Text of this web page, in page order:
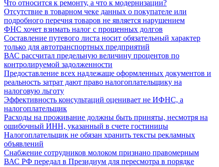
Что относится к ремонту, а что к модернизации?
Отсутствие в товарном чеке данных о покупателе или
подробного перечня товаров не является нарушением
ФНС хочет взимать налог с прощенных долгов
Составление путевого листа носит обязательный характер
только для автотранспортных предприятий
ВАС рассчитал предельную величину процентов по
контролируемой задолженности
Предоставление всех надлежаще оформленных документов и
реальность затрат дают право налогоплательщику на
налоговую льготу
Эффективность консультаций оценивает не ИФНС, а
налогоплательщик
Расходы на проживание должны быть приняты, несмотря на
ошибочный ИНН, указанный в счете гостиницы
Налогоплательщик не обязан хранить тексты рекламных
объявлений
Снабжение сотрудников молоком признано правомерным
ВАС РФ передал в Президиум для пересмотра в порядке